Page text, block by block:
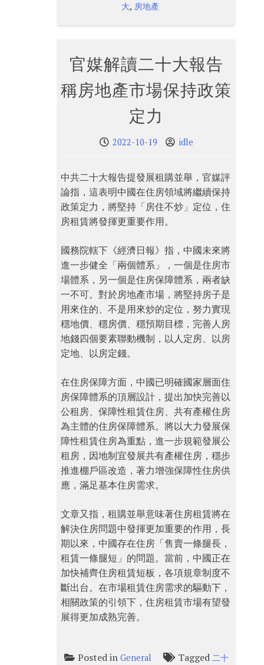
大, 房地產
官媒解讀二十大報告
稱房地產市場保持政策
定力
2022-10-19 idle
中共二十大報告提發展租購並舉，官媒評
論指，這表明中國在住房領域將繼續保持
政策定力，將堅持「房住不炒」定位，住
房租賃將發揮更重要作用。
國務院轄下《經濟日報》指，中國未來將
進一步健全「兩個體系」，一個是住房市
場體系，另一個是住房保障體系，兩者缺
一不可。對於房地產市場，將堅持房子是
用來住的、不是用來炒的定位，努力實現
穩地價、穩房價、穩預期目標，完善人房
地錢四個要素聯動機制，以人定房、以房
定地、以房定錢。
在住房保障方面，中國已明確國家層面住
房保障體系的頂層設計，提出加快完善以
公租房、保障性租賃住房、共有產權住房
為主體的住房保障體系。將以大力發展保
障性租賃住房為重點，進一步規範發展公
租房，因地制宜發展共有產權住房，穩步
推進棚戶區改造，著力增強保障性住房供
應，滿足基本住房需求。
文章又指，租購並舉意味著住房租賃將在
解決住房問題中發揮更加重要的作用，長
期以來，中國存在住房「售賣一條腿長，
租賃一條腿短」的問題。當前，中國正在
加快補齊住房租賃短板，各項規章制度不
斷出台。在市場租賃住房需求的驅動下，
相關政策的引領下，住房租賃市場有望發
展得更加成熟完善。
Posted in General Tagged 二十